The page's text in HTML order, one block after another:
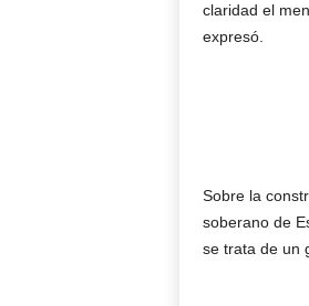
claridad el
expresó.
Sobre la
soberano de
se trata de un